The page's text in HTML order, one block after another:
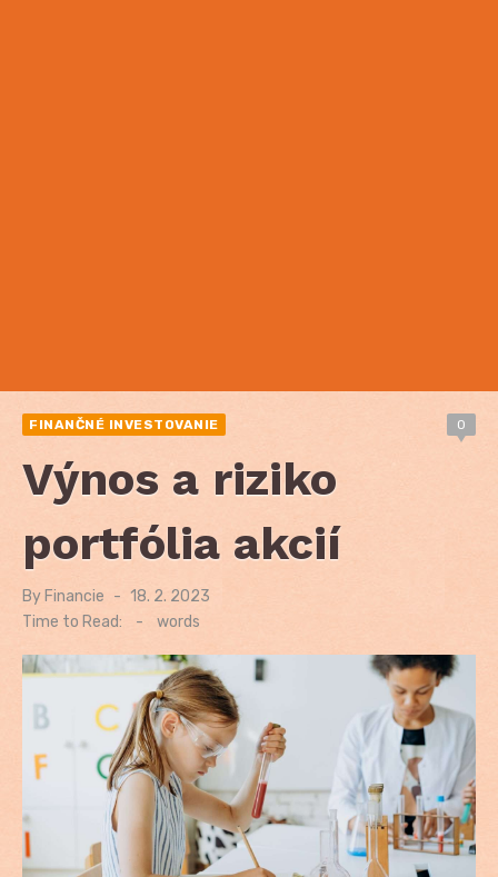
FINANČNÉ INVESTOVANIE 0
Výnos a riziko
portfólia akcií
By Financie
Posted
18. 2. 2023
Time to Read:
- words